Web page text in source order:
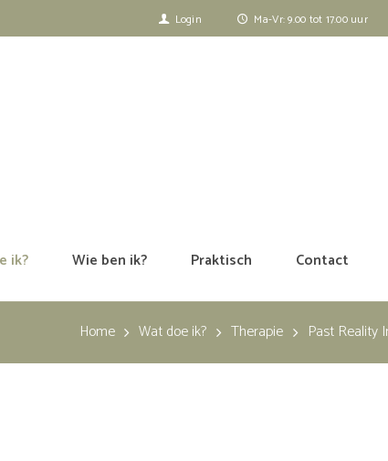
Ma-Vr: 9.00 tot 17.00 uur
Login
ik? Wie ben ik? Praktisch Contact
Home Wat doe ik? Therapie Past Reality